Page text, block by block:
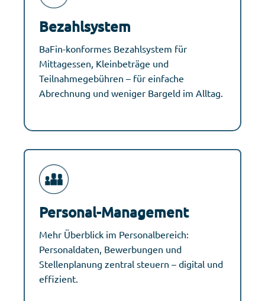
Bezahlsystem
BaFin-konformes Bezahlsystem für
Mittagessen, Kleinbeträge und
Teilnahmegebühren – für einfache
Abrechnung und weniger Bargeld im Alltag.
Personal-Management
Mehr Überblick im Personalbereich:
Personaldaten, Bewerbungen und
Stellenplanung zentral steuern – digital und
effizient.